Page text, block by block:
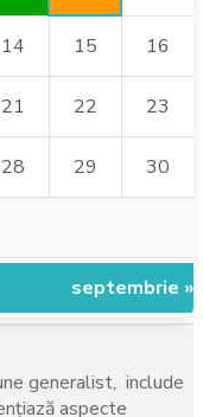
14 15 16
21 22 23
28 29 30
septembrie »
generalist, include
aspecte